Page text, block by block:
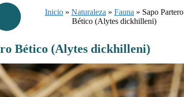
Inicio » Naturaleza » Fauna » Sapo Partero
Bético (Alytes dickhilleni)
Bético (Alytes dickhilleni)